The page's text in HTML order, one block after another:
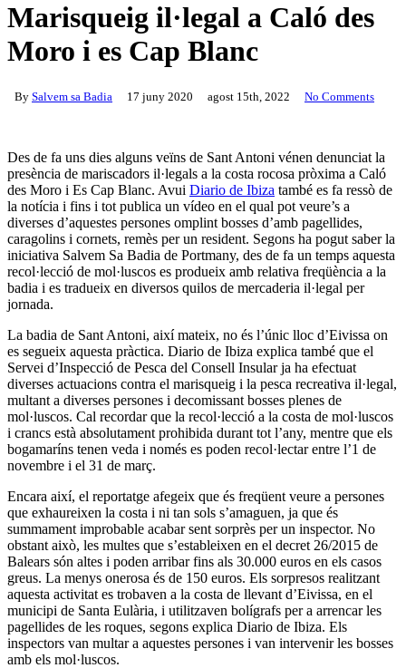
Marisqueig il·legal a Caló des
Moro i es Cap Blanc
By Salvem sa Badia 17 juny 2020 agost 15th, 2022 No Comments
Des de fa uns dies alguns veïns de Sant Antoni vénen denunciat la
presència de mariscadors il·legals a la costa rocosa pròxima a Caló
des Moro i Es Cap Blanc. Avui Diario de Ibiza també es fa ressò de
la notícia i fins i tot publica un vídeo en el qual pot veure’s a
diverses d’aquestes persones omplint bosses d’amb pagellides,
caragolins i cornets, remès per un resident. Segons ha pogut saber la
iniciativa Salvem Sa Badia de Portmany, des de fa un temps aquesta
recol·lecció de mol·luscos es produeix amb relativa freqüència a la
badia i es tradueix en diversos quilos de mercaderia il·legal per
jornada.
La badia de Sant Antoni, així mateix, no és l’únic lloc d’Eivissa on
es segueix aquesta pràctica. Diario de Ibiza explica també que el
Servei d’Inspecció de Pesca del Consell Insular ja ha efectuat
diverses actuacions contra el marisqueig i la pesca recreativa il·legal,
multant a diverses persones i decomissant bosses plenes de
mol·luscos. Cal recordar que la recol·lecció a la costa de mol·luscos
i crancs està absolutament prohibida durant tot l’any, mentre que els
bogamaríns tenen veda i només es poden recol·lectar entre l’1 de
novembre i el 31 de març.
Encara així, el reportatge afegeix que és freqüent veure a persones
que exhaureixen la costa i ni tan sols s’amaguen, ja que és
summament improbable acabar sent sorprès per un inspector. No
obstant això, les multes que s’estableixen en el decret 26/2015 de
Balears són altes i poden arribar fins als 30.000 euros en els casos
greus. La menys onerosa és de 150 euros. Els sorpresos realitzant
aquesta activitat es trobaven a la costa de llevant d’Eivissa, en el
municipi de Santa Eulària, i utilitzaven bolígrafs per a arrencar les
pagellides de les roques, segons explica Diario de Ibiza. Els
inspectors van multar a aquestes persones i van intervenir les bosses
amb els mol·luscos.